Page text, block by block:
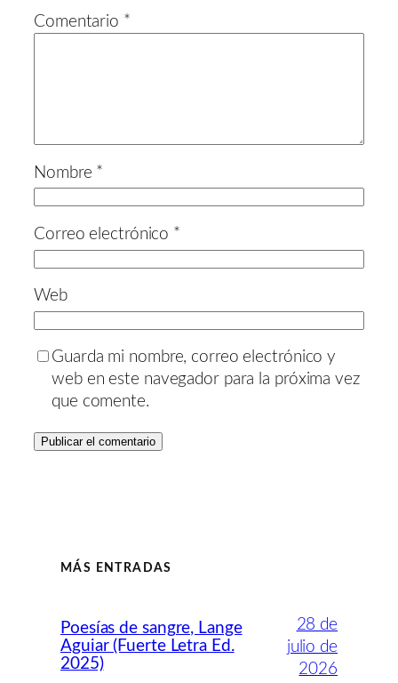
Comentario *
Nombre *
Correo electrónico *
Web
Guarda mi nombre, correo electrónico y
web en este navegador para la próxima vez
que comente.
MÁS ENTRADAS
Poesías de sangre, Lange
Aguiar (Fuerte Letra Ed.
2025)
28 de
julio de
2026